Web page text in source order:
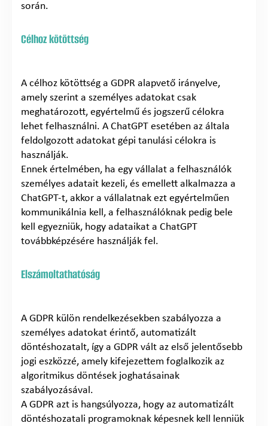
során.
Célhoz kötöttség
A célhoz kötöttség a GDPR alapvető irányelve,
amely szerint a személyes adatokat csak
meghatározott, egyértelmű és jogszerű célokra
lehet felhasználni. A ChatGPT esetében az általa
feldolgozott adatokat gépi tanulási célokra is
használják.
Ennek értelmében, ha egy vállalat a felhasználók
személyes adatait kezeli, és emellett alkalmazza a
ChatGPT-t, akkor a vállalatnak ezt egyértelműen
kommunikálnia kell, a felhasználóknak pedig bele
kell egyezniük, hogy adataikat a ChatGPT
továbbképzésére használják fel.
Elszámoltathatóság
A GDPR külön rendelkezésekben szabályozza a
személyes adatokat érintő, automatizált
döntéshozatalt, így a GDPR vált az első jelentősebb
jogi eszközzé, amely kifejezettem foglalkozik az
algoritmikus döntések joghatásainak
szabályozásával.
A GDPR azt is hangsúlyozza, hogy az automatizált
döntéshozatali programoknak képesnek kell lenniük